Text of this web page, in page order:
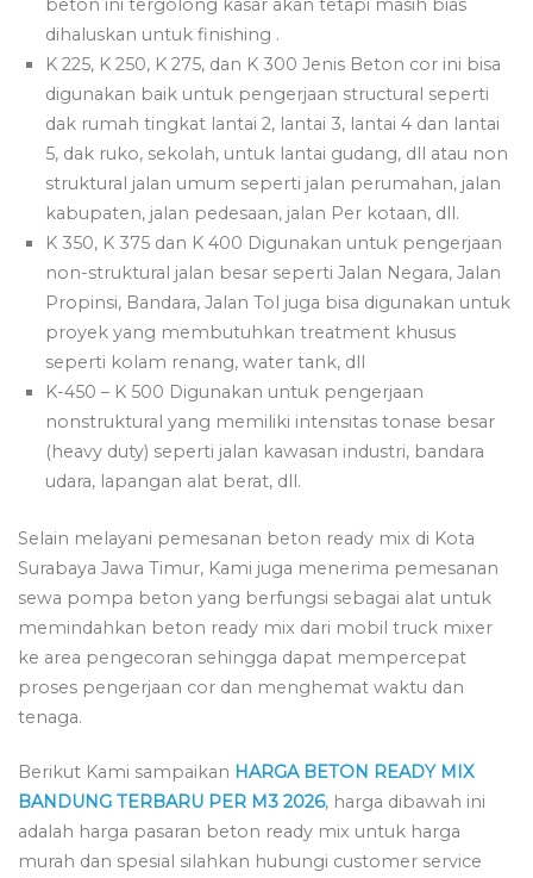
beton ini tergolong kasar akan tetapi masih bias
dihaluskan untuk finishing .
K 225, K 250, K 275, dan K 300 Jenis Beton cor ini bisa
digunakan baik untuk pengerjaan structural seperti
dak rumah tingkat lantai 2, lantai 3, lantai 4 dan lantai
5, dak ruko, sekolah, untuk lantai gudang, dll atau non
struktural jalan umum seperti jalan perumahan, jalan
kabupaten, jalan pedesaan, jalan Per kotaan, dll.
K 350, K 375 dan K 400 Digunakan untuk pengerjaan
non-struktural jalan besar seperti Jalan Negara, Jalan
Propinsi, Bandara, Jalan Tol juga bisa digunakan untuk
proyek yang membutuhkan treatment khusus
seperti kolam renang, water tank, dll
K-450 – K 500 Digunakan untuk pengerjaan
nonstruktural yang memiliki intensitas tonase besar
(heavy duty) seperti jalan kawasan industri, bandara
udara, lapangan alat berat, dll.
Selain melayani pemesanan beton ready mix di Kota
Surabaya Jawa Timur, Kami juga menerima pemesanan
sewa pompa beton yang berfungsi sebagai alat untuk
memindahkan beton ready mix dari mobil truck mixer
ke area pengecoran sehingga dapat mempercepat
proses pengerjaan cor dan menghemat waktu dan
tenaga.
Berikut Kami sampaikan HARGA BETON READY MIX
BANDUNG TERBARU PER M3 2026, harga dibawah ini
adalah harga pasaran beton ready mix untuk harga
murah dan spesial silahkan hubungi customer service